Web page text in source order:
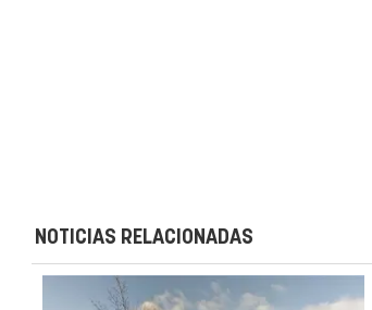
NOTICIAS RELACIONADAS